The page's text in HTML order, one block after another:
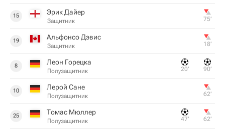
15 Эрик Дайер
Защитник 75‎’‎
19 Альфонсо Дэвис
Защитник 18‎’‎
8 Леон Горецка
Полузащитник 20‎’‎ 90‎’‎
10 Лерой Сане
Полузащитник 62‎’‎
25 Томас Мюллер
Полузащитник 47‎’‎ 62‎’‎